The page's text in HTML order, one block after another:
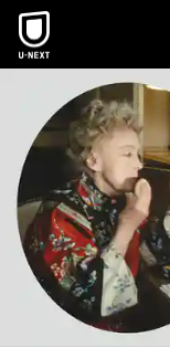
本文へスキップ